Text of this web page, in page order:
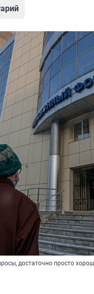
достаточно просто